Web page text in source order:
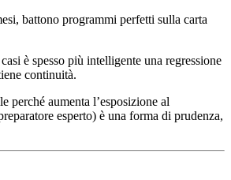
battono programmi perfetti sulla carta
è spesso più intelligente una regressione
continuità.
aumenta l’esposizione al
esperto) è una forma di prudenza,